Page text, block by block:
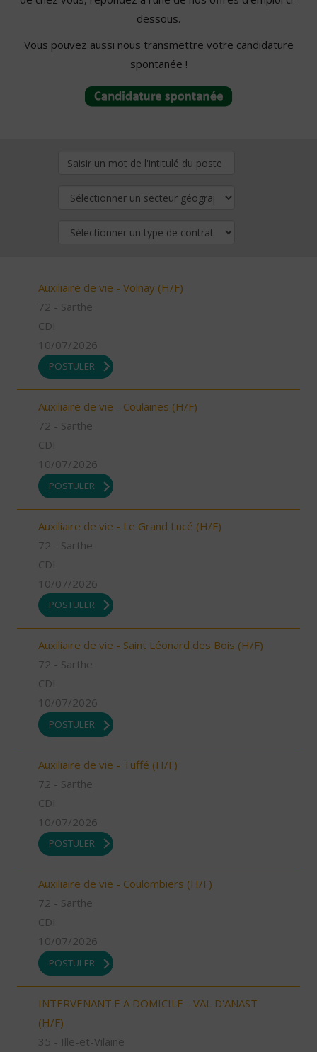
dessous.
Vous pouvez aussi nous transmettre votre candidature
spontanée !
Auxiliaire de vie - Volnay (H/F)
72 - Sarthe
CDI
10/07/2026
POSTULER
Auxiliaire de vie - Coulaines (H/F)
72 - Sarthe
CDI
10/07/2026
POSTULER
Auxiliaire de vie - Le Grand Lucé (H/F)
72 - Sarthe
CDI
10/07/2026
POSTULER
Auxiliaire de vie - Saint Léonard des Bois (H/F)
72 - Sarthe
CDI
10/07/2026
POSTULER
Auxiliaire de vie - Tuffé (H/F)
72 - Sarthe
CDI
10/07/2026
POSTULER
Auxiliaire de vie - Coulombiers (H/F)
72 - Sarthe
CDI
10/07/2026
POSTULER
INTERVENANT.E A DOMICILE - VAL D'ANAST
(H/F)
35 - Ille-et-Vilaine